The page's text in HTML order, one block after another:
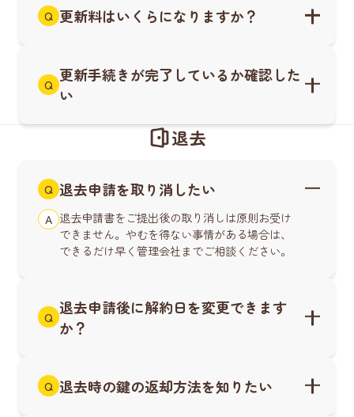
Q 更新料はいくらになりますか？
Q 更新手続きが完了しているか確認した
い
退去
Q 退去申請を取り消したい
A 退去申請書をご提出後の取り消しは原則お受け
できません。やむを得ない事情がある場合は、
できるだけ早く管理会社までご相談ください。
Q 退去申請後に解約日を変更できます
か？
Q 退去時の鍵の返却方法を知りたい